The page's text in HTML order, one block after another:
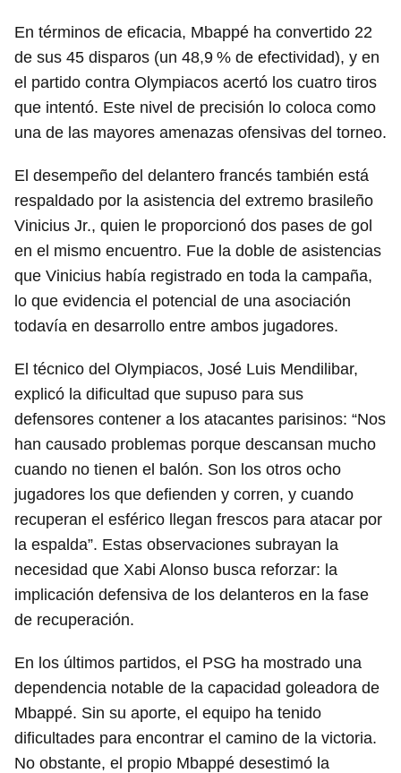
En términos de eficacia, Mbappé ha convertido 22
de sus 45 disparos (un 48,9 % de efectividad), y en
el partido contra Olympiacos acertó los cuatro tiros
que intentó. Este nivel de precisión lo coloca como
una de las mayores amenazas ofensivas del torneo.
El desempeño del delantero francés también está
respaldado por la asistencia del extremo brasileño
Vinicius Jr., quien le proporcionó dos pases de gol
en el mismo encuentro. Fue la doble de asistencias
que Vinicius había registrado en toda la campaña,
lo que evidencia el potencial de una asociación
todavía en desarrollo entre ambos jugadores.
El técnico del Olympiacos, José Luis Mendilibar,
explicó la dificultad que supuso para sus
defensores contener a los atacantes parisinos: “Nos
han causado problemas porque descansan mucho
cuando no tienen el balón. Son los otros ocho
jugadores los que defienden y corren, y cuando
recuperan el esférico llegan frescos para atacar por
la espalda”. Estas observaciones subrayan la
necesidad que Xabi Alonso busca reforzar: la
implicación defensiva de los delanteros en la fase
de recuperación.
En los últimos partidos, el PSG ha mostrado una
dependencia notable de la capacidad goleadora de
Mbappé. Sin su aporte, el equipo ha tenido
dificultades para encontrar el camino de la victoria.
No obstante, el propio Mbappé desestimó la